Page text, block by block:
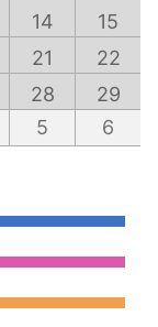
14
15
21
22
28
29
5 6